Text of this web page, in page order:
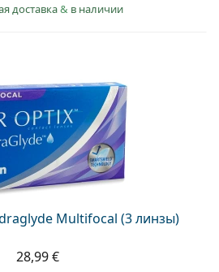
доставка& в наличии
Multifocal (3 линзы)
28,99 €